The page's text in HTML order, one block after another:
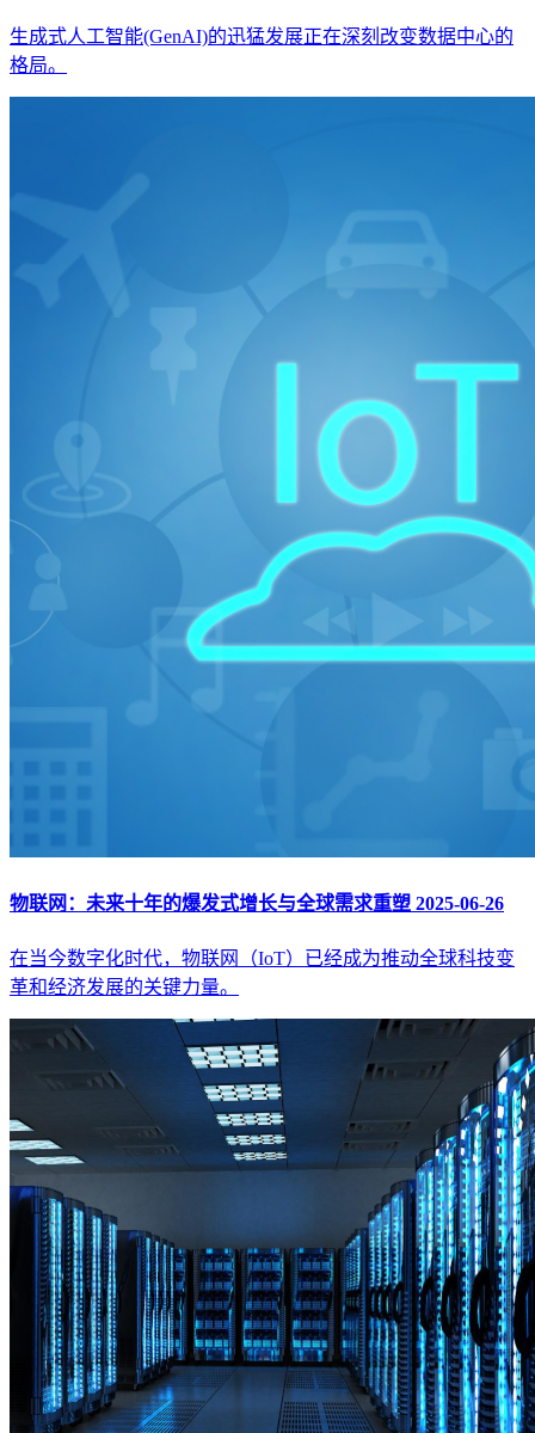
生成式人工智能(GenAI)的迅猛发展正在深刻改变数据中心的
格局。
物联网：未来十年的爆发式增长与全球需求重塑 2025-06-26
在当今数字化时代，物联网（IoT）已经成为推动全球科技变
革和经济发展的关键力量。